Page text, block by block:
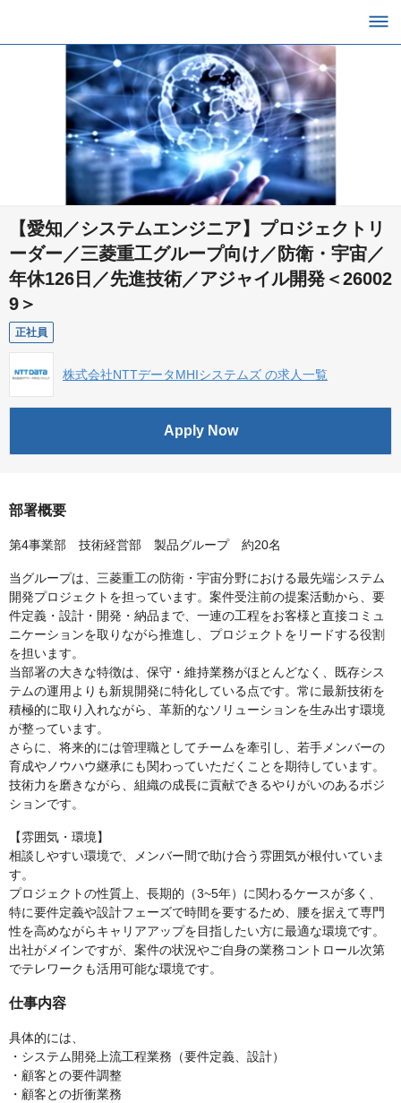
【愛知／システムエンジニア】プロジェクトリ
ーダー／三菱重工グループ向け／防衛・宇宙／
年休126日／先進技術／アジャイル開発＜26002
9＞
正社員
株式会社NTTデータMHIシステムズ の求人一覧
Apply Now
部署概要
第4事業部 技術経営部 製品グループ 約20名
当グループは、三菱重工の防衛・宇宙分野における最先端システム
開発プロジェクトを担っています。案件受注前の提案活動から、要
件定義・設計・開発・納品まで、一連の工程をお客様と直接コミュ
ニケーションを取りながら推進し、プロジェクトをリードする役割
を担います。
当部署の大きな特徴は、保守・維持業務がほとんどなく、既存シス
テムの運用よりも新規開発に特化している点です。常に最新技術を
積極的に取り入れながら、革新的なソリューションを生み出す環境
が整っています。
さらに、将来的には管理職としてチームを牽引し、若手メンバーの
育成やノウハウ継承にも関わっていただくことを期待しています。
技術力を磨きながら、組織の成長に貢献できるやりがいのあるポジ
ションです。
【雰囲気・環境】
相談しやすい環境で、メンバー間で助け合う雰囲気が根付いていま
す。
プロジェクトの性質上、長期的（3~5年）に関わるケースが多く、
特に要件定義や設計フェーズで時間を要するため、腰を据えて専門
性を高めながらキャリアアップを目指したい方に最適な環境です。
出社がメインですが、案件の状況やご自身の業務コントロール次第
でテレワークも活用可能な環境です。
仕事内容
具体的には、
・システム開発上流工程業務（要件定義、設計）
・顧客との要件調整
・顧客との折衝業務